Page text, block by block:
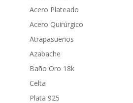
Acero Plateado
Acero Quirúrgico
Atrapasueños
Azabache
Baño Oro 18k
Celta
Plata 925